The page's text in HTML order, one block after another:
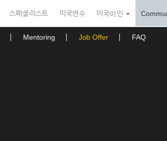
스페셜리스트 미국연수 미국이민
Mentoring Job Offer FAQ